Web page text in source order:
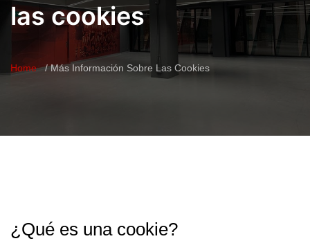
las cookies
Home Más Información Sobre Las Cookies
¿Qué es una cookie?